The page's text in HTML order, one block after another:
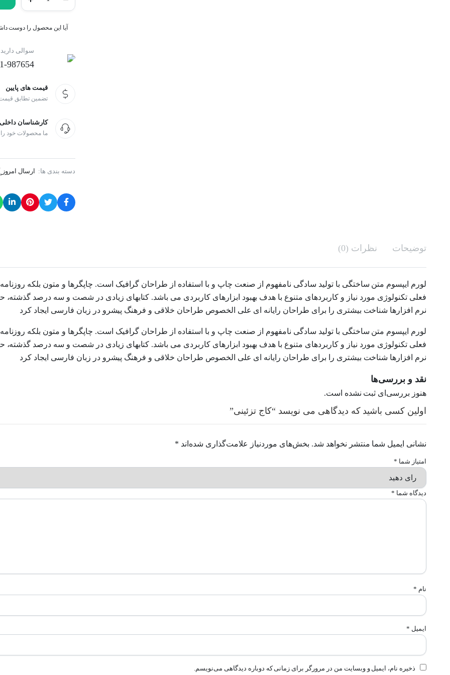
200 تومان
بود.
180 تومان
است.
آیا این محصول را دوست
سوالی
987654
قیمت های پایین
تضمین تطابق
کارشناسان
ما محصولات خود
دسته بندی ها: ارسال امروز ,
توضیحات نظرات (0)
لورم ایپسوم متن ساختگی با تولید سادگی نامفهوم از صنعت چاپ و با استفاده از طراحان گرافیک است. چاپگرها و متون بلکه
فعلی تکنولوژی مورد نیاز و کاربردهای متنوع با هدف بهبود ابزارهای کاربردی می باشد. کتابهای زیادی در شصت و سه درصد
نرم افزارها شناخت بیشتری را برای طراحان رایانه ای علی الخصوص طراحان خلاقی و فرهنگ پیشرو در زبان فارسی ایجاد کرد
لورم ایپسوم متن ساختگی با تولید سادگی نامفهوم از صنعت چاپ و با استفاده از طراحان گرافیک است. چاپگرها و متون بلکه
فعلی تکنولوژی مورد نیاز و کاربردهای متنوع با هدف بهبود ابزارهای کاربردی می باشد. کتابهای زیادی در شصت و سه درصد
نرم افزارها شناخت بیشتری را برای طراحان رایانه ای علی الخصوص طراحان خلاقی و فرهنگ پیشرو در زبان فارسی ایجاد کرد
نقد و بررسی‌ها
هنوز بررسی‌ای ثبت نشده است.
اولین کسی باشید که دیدگاهی می نویسد “کاج تزئینی”
نشانی ایمیل شما منتشر نخواهد شد. بخش‌های موردنیاز علامت‌گذاری شده‌اند *
امتیاز شما *
دیدگاه شما *
نام *
ایمیل *
ذخیره نام، ایمیل و وبسایت من در مرورگر برای زمانی که دوباره دیدگاهی می‌نویسم.